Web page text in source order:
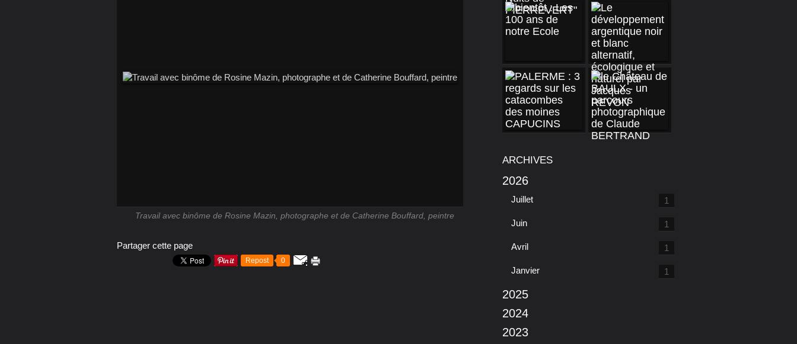
Travail avec binôme de Rosine Mazin, photographe et de Catherine Bouffard, peintre
Partager cette page
Repost 0
ARCHIVES
2026
Juillet 1
Juin 1
Avril 1
Janvier 1
2025
2024
2023